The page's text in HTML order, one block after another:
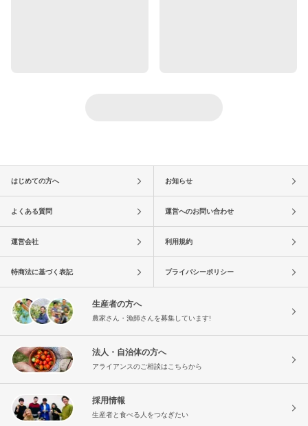
はじめての方へ お知らせ
よくある質問 運営へのお問い合わせ
運営会社 利用規約
特商法に基づく表記 プライバシーポリシー
生産者の方へ
農家さん・漁師さんを募集しています!
法人・自治体の方へ
アライアンスのご相談はこちらから
採用情報
生産者と食べる人をつなぎたい